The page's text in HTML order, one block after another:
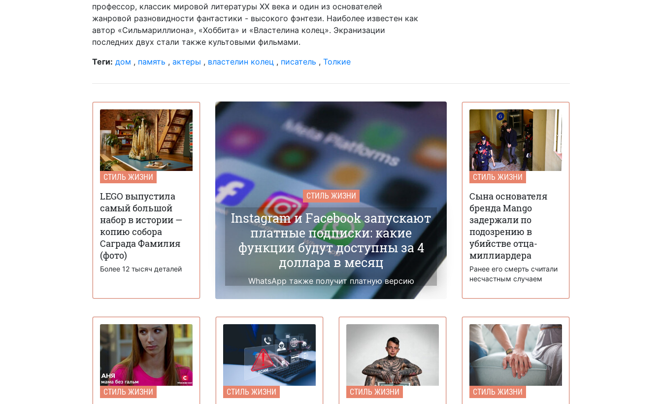
профессор, классик мировой литературы XX века и один из основателей
жанровой разновидности фантастики - высокого фэнтези. Наиболее известен как
автор «Сильмариллиона», «Хоббита» и «Властелина колец». Экранизации
последних двух стали также культовыми фильмами.
Теги: дом , память , актеры , властелин колец , писатель , Толкие
СТИЛЬ ЖИЗНИ
LEGO выпустила
самый большой
набор в истории —
копию собора
Саграда Фамилия
(фото)
Более 12 тысяч деталей
СТИЛЬ ЖИЗНИ
Instagram и Facebook запускают
платные подписки: какие
функции будут доступны за 4
доллара в месяц
WhatsApp также получит платную версию
СТИЛЬ ЖИЗНИ
Сына основателя
бренда Mango
задержали по
подозрению в
убийстве отца-
миллиардера
Ранее его смерть считали
несчастным случаем
СТИЛЬ ЖИЗНИ СТИЛЬ ЖИЗНИ СТИЛЬ ЖИЗНИ СТИЛЬ ЖИЗНИ